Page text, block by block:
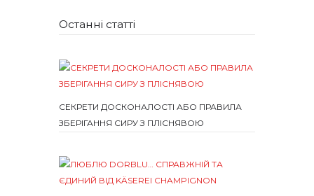
Останні статті
СЕКРЕТИ ДОСКОНАЛОСТІ АБО ПРАВИЛА
ЗБЕРІГАННЯ СИРУ З ПЛІСНЯВОЮ